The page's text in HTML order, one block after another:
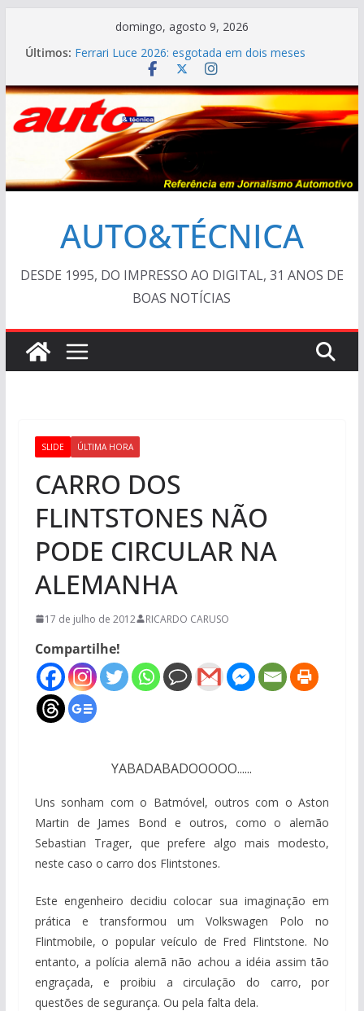
conteúdo
domingo, agosto 9, 2026
Últimos: Ferrari Luce 2026: esgotada em dois meses
TESTE – Ram Dakota Laramie 4×4
VÍDEO ESPECIAL: os antigos no “Poços Classic
Car 2026”
AUTO&TÉCNICA FILES #139 – Chevrolet Calibra
1993
Cristiano Ronaldo mostra sua garagem
AUTO&TÉCNICA
DESDE 1995, DO IMPRESSO AO DIGITAL, 31 ANOS DE
BOAS NOTÍCIAS
SLIDE ÚLTIMA HORA
CARRO DOS
FLINTSTONES NÃO
PODE CIRCULAR NA
ALEMANHA
17 de julho de 2012 RICARDO CARUSO
Compartilhe!
YABADABADOOOOO......
Uns sonham com o Batmóvel, outros com o Aston
Martin de James Bond e outros, como o alemão
Sebastian Trager, que prefere algo mais modesto,
neste caso o carro dos Flintstones.
Este engenheiro decidiu colocar sua imaginação em
prática e transformou um Volkswagen Polo no
Flintmobile, o popular veículo de Fred Flintstone. No
entanto, a polícia alemã não achou a idéia assim tão
engraçada, e proibiu a circulação do carro, por
questões de segurança. Ou pela falta dela.